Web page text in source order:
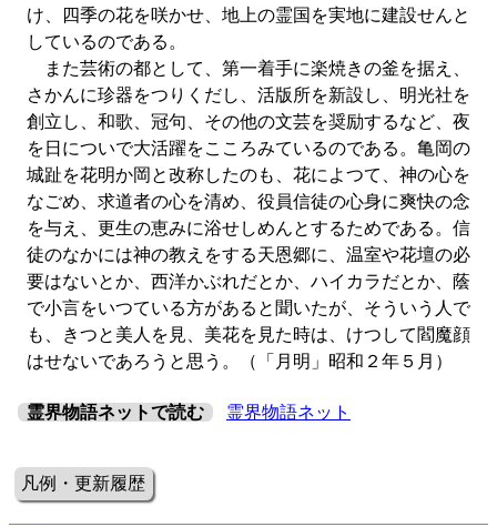
け、四季の花を咲かせ、地上の霊国を実地に建設せんと
しているのである。
また芸術の都として、第一着手に楽焼きの釜を据え、
さかんに珍器をつりくだし、活版所を新設し、明光社を
創立し、和歌、冠句、その他の文芸を奨励するなど、夜
を日についで大活躍をこころみているのである。亀岡の
城趾を花明か岡と改称したのも、花によつて、神の心を
なごめ、求道者の心を清め、役員信徒の心身に爽快の念
を与え、更生の恵みに浴せしめんとするためである。信
徒のなかには神の教えをする天恩郷に、温室や花壇の必
要はないとか、西洋かぶれだとか、ハイカラだとか、蔭
で小言をいつている方があると聞いたが、そういう人で
も、きつと美人を見、美花を見た時は、けつして閻魔顔
はせないであろうと思う。（「月明」昭和２年５月）
霊界物語ネットで読む 霊界物語ネット
凡例・更新履歴